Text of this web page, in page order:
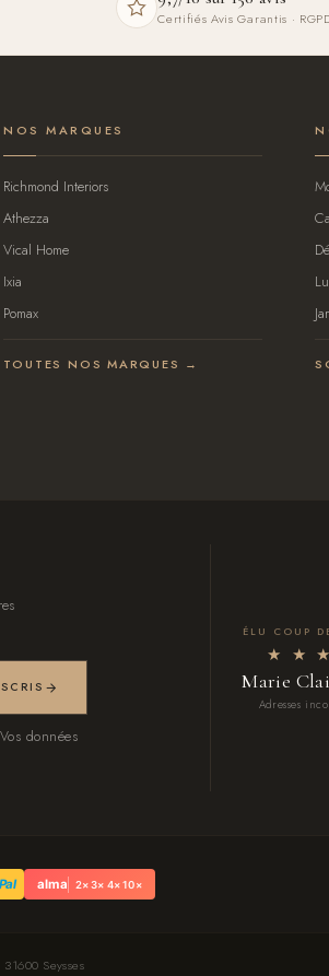
Certifiés Avis Garantis ·
NOS MARQUES
Richmond Interiors
Athezza
Vical Home
Ixia
Pomax
TOUTES NOS MARQUES →
Vos données
ÉLU COUP
★ ★
Marie
Adresses
alma 2× 3× 4× 10×
31600 Seysses